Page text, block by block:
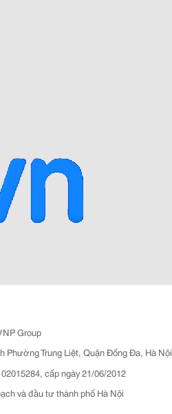
Group
Phường Trung Liệt, Quận Đống Đa, Hà Nội
cấp ngày 21/06/2012
và đầu tư thành phố Hà Nội